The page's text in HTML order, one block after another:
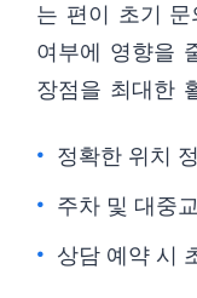
는 편이 초기
여부에 영향을
장점을 최대한
정확한 위치
주차 및 대중
상담 예약 시